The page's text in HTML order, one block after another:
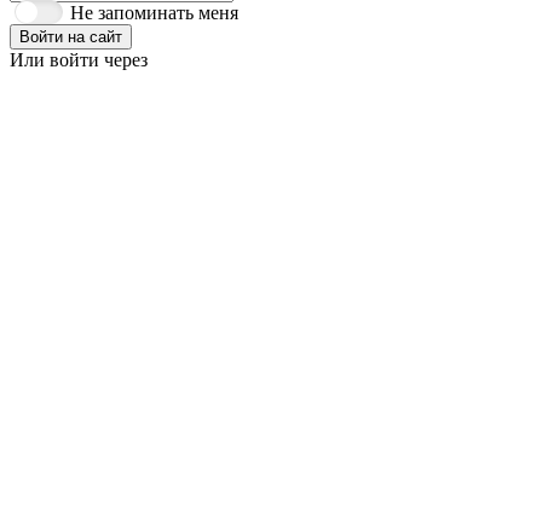
Не запоминать меня
Войти на сайт
Или войти через